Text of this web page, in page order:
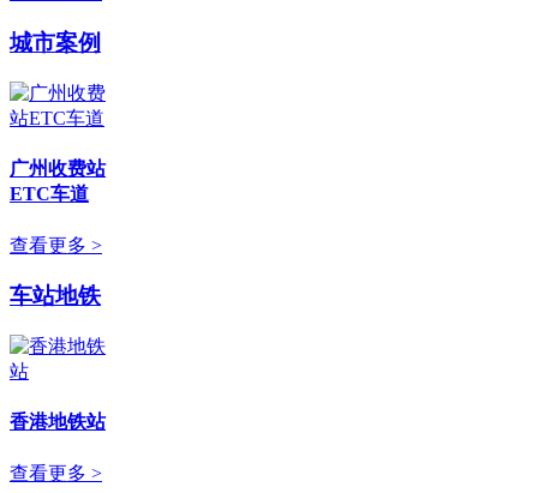
城市案例
广州收费站
ETC车道
查看更多 >
车站地铁
香港地铁站
查看更多 >